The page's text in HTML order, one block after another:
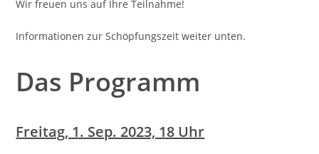
Wir freuen uns auf Ihre Teilnahme!
Informationen zur Schöpfungszeit weiter unten.
Das Programm
Freitag, 1. Sep. 2023, 18 Uhr